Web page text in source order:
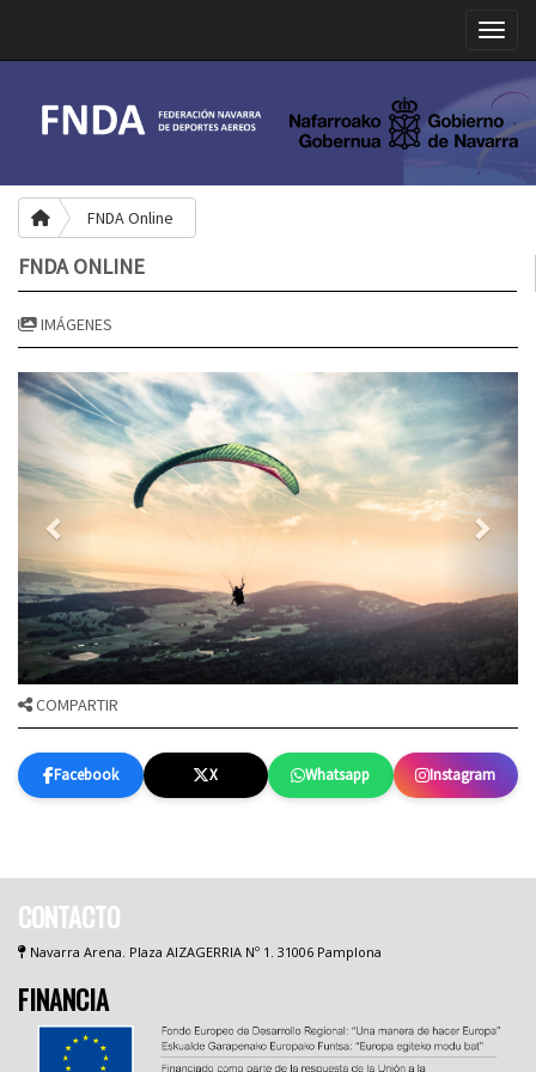
FNDA Online
FNDA ONLINE
IMÁGENES
COMPARTIR
Facebook X Whatsapp Instagram
CONTACTO
Navarra Arena. Plaza AIZAGERRIA Nº 1. 31006 Pamplona
FINANCIA